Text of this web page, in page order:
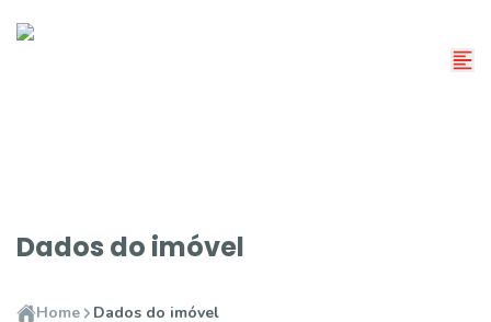
Dados do imóvel
Home Dados do imóvel